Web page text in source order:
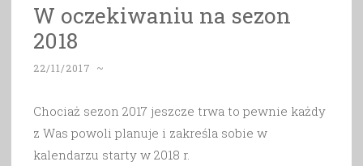
W oczekiwaniu na sezon
2018
22/11/2017 ~
Chociaż sezon 2017 jeszcze trwa to pewnie każdy
z Was powoli planuje i zakreśla sobie w
kalendarzu starty w 2018 r.